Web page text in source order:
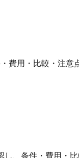
費用・比較・注意
、条件・費用・